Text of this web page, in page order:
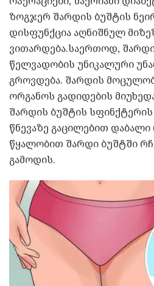
ზოგჯერ შარდის ბუშტის
დისფუნქცია აღნიშნულ
ვითარდება.საერთოდ,
წელვადობის უნიკალური
გროვდება. შარდის
ორგანოს გადიდების
შარდის ბუშტის
წნევაზე გაცილებით
წყალობით შარდი ბუშტში
გამოდის.